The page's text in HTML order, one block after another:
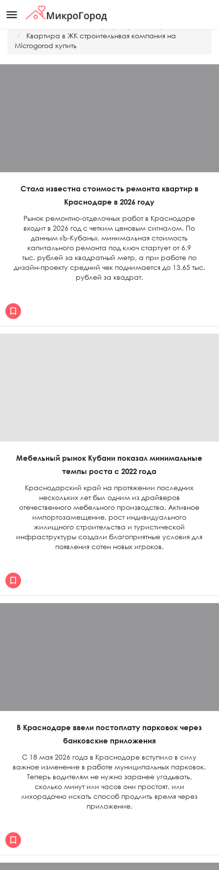
menu
Квартира в ЖК строительнвая компания на
Microgorod купить
Стала известна стоимость ремонта квартир в
Краснодаре в 2026 году
Рынок ремонтно-отделочных работ в Краснодаре
входит в 2026 год с четким ценовым сигналом. По
данным «Ъ-Кубань», минимальная стоимость
капитального ремонта под ключ стартует от 6,9
тыс. рублей за квадратный метр, а при работе по
дизайн-проекту средний чек поднимается до 13,65 тыс.
рублей за квадрат.
Мебельный рынок Кубани показал минимальные
темпы роста с 2022 года
Краснодарский край на протяжении последних
нескольких лет был одним из драйверов
отечественного мебельного производства. Активное
импортозамещение, рост индивидуального
жилищного строительства и туристической
инфраструктуры создали благоприятные условия для
появления сотен новых игроков.
В Краснодаре ввели постоплату парковок через
банковские приложения
С 18 мая 2026 года в Краснодаре вступило в силу
важное изменение в работе муниципальных парковок.
Теперь водителям не нужно заранее угадывать,
сколько минут или часов они простоят, или
лихорадочно искать способ продлить время через
приложение.